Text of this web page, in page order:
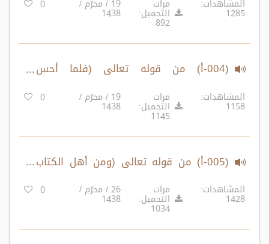
تعالى (قل إن الفضل بيد الله يؤتيه من
المشاهدات:
1285
مرات
التحميل:
892
19 / محرّم /
1438
0
(004-أ) من قوله تعالى (فلما أحس
عيسى..) الآية 51 – إلى قوله تعالى (فإن
تولوا فإن الله عليم بالمفسدين..) الآية 62
المشاهدات:
1158
مرات
التحميل:
1145
19 / محرّم /
1438
0
(005-أ) من قوله تعالى (ومن أهل الكتاب
من إن تأمنه..) الآية 74 – إلى قوله تعالى
(وإذ أخذ الله ميثاق النبيين..) الآية 80
المشاهدات:
1428
مرات
التحميل:
1034
26 / محرّم /
1438
0